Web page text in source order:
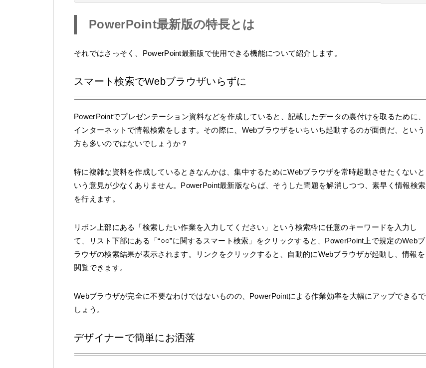
PowerPoint最新版の特長とは
それではさっそく、PowerPoint最新版で使用できる機能について紹介します。
スマート検索でWebブラウザいらずに
PowerPointでプレゼンテーション資料などを作成していると、記載したデータの裏付けを取るために、
インターネットで情報検索をします。その際に、Webブラウザをいちいち起動するのが面倒だ、という
方も多いのではないでしょうか？
特に複雑な資料を作成しているときなんかは、集中するためにWebブラウザを常時起動させたくないと
いう意見が少なくありません。PowerPoint最新版ならば、そうした問題を解消しつつ、素早く情報検索
を行えます。
リボン上部にある「検索したい作業を入力してください」という検索枠に任意のキーワードを入力し
て、リスト下部にある「“○○”に関するスマート検索」をクリックすると、PowerPoint上で規定のWebブ
ラウザの検索結果が表示されます。リンクをクリックすると、自動的にWebブラウザが起動し、情報を
閲覧できます。
Webブラウザが完全に不要なわけではないものの、PowerPointによる作業効率を大幅にアップできるで
しょう。
デザイナーで簡単にお洒落